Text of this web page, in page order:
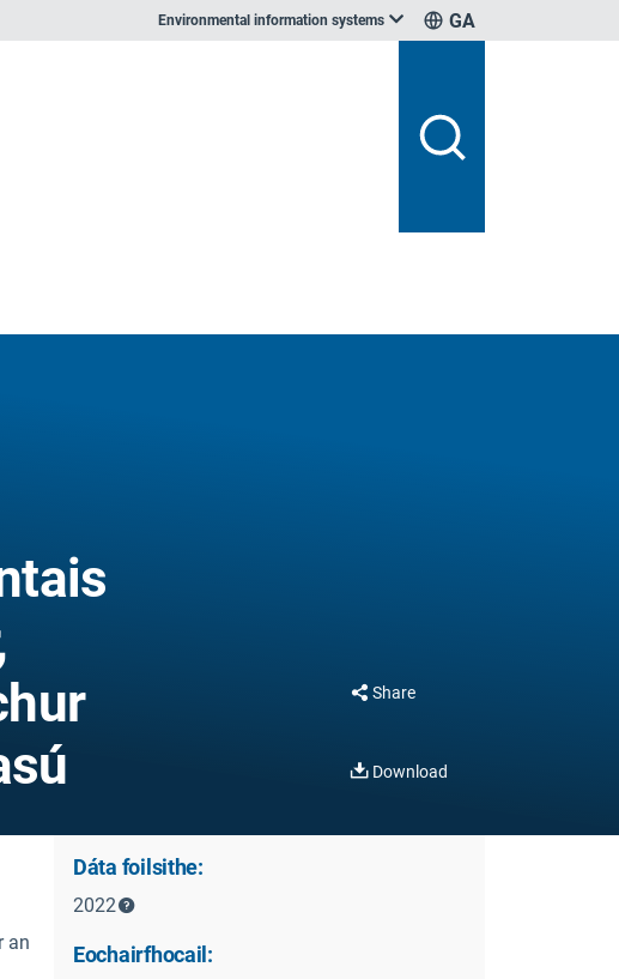
Environmental information systems GA
Share
Download
an
Dáta foilsithe:
2022
Eochairfhocail: